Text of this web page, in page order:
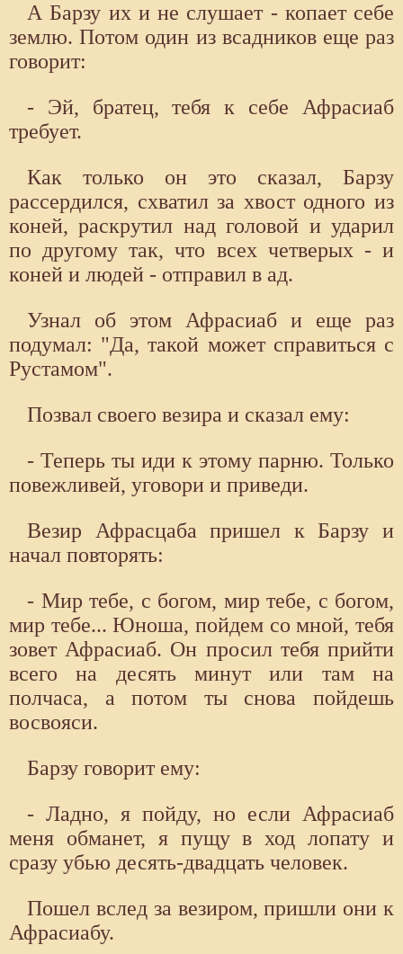
А Барзу их и не слушает - копает себе
землю. Потом один из всадников еще раз
говорит:
- Эй, братец, тебя к себе Афрасиаб
требует.
Как только он это сказал, Барзу
рассердился, схватил за хвост одного из
коней, раскрутил над головой и ударил
по другому так, что всех четверых - и
коней и людей - отправил в ад.
Узнал об этом Афрасиаб и еще раз
подумал: "Да, такой может справиться с
Рустамом".
Позвал своего везира и сказал ему:
- Теперь ты иди к этому парню. Только
повежливей, уговори и приведи.
Везир Афрасцаба пришел к Барзу и
начал повторять:
- Мир тебе, с богом, мир тебе, с богом,
мир тебе... Юноша, пойдем со мной, тебя
зовет Афрасиаб. Он просил тебя прийти
всего на десять минут или там на
полчаса, а потом ты снова пойдешь
восвояси.
Барзу говорит ему:
- Ладно, я пойду, но если Афрасиаб
меня обманет, я пущу в ход лопату и
сразу убью десять-двадцать человек.
Пошел вслед за везиром, пришли они к
Афрасиабу.